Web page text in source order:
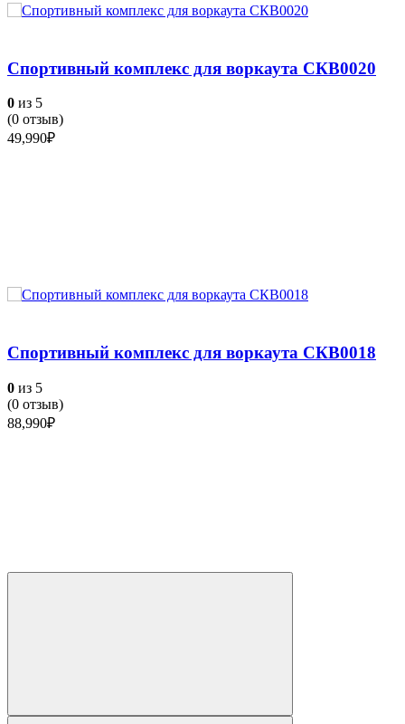
Спортивный комплекс для воркаута СКВ0020
0 из 5
(0 отзыв)
49,990₽
Спортивный комплекс для воркаута СКВ0018
0 из 5
(0 отзыв)
88,990₽